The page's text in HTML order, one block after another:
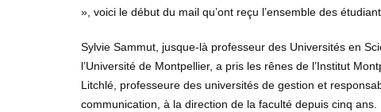
», voici le début du mail qu’ont reçu l’ensemble des
Sylvie Sammut, jusque-là professeur des Universités en
l’Université de Montpellier, a pris les rênes de l’Institut
Litchlé, professeure des universités de gestion et
communication, à la direction de la faculté depuis cinq ans.